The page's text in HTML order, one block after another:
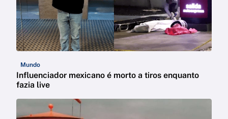
Mundo
Influenciador mexicano é morto a tiros enquanto
fazia live